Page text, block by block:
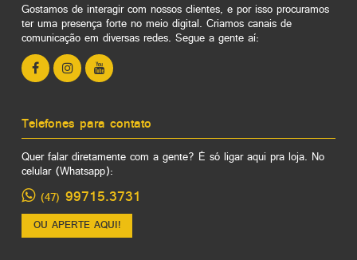
Gostamos de interagir com nossos clientes, e por isso procuramos
ter uma presença forte no meio digital. Criamos canais de
comunicação em diversas redes. Segue a gente aí:
Telefones para contato
Quer falar diretamente com a gente? É só ligar aqui pra loja. No
celular (Whatsapp):
(47) 99715.3731
OU APERTE AQUI!